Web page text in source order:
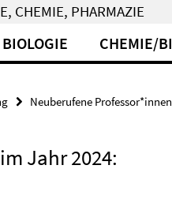
CHEMIE, PHARMAZIE
BIOLOGIE CHEMIE/
Neuberufene
Jahr 2024: